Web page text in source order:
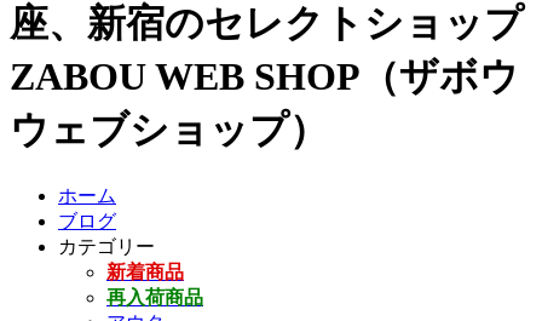
座、新宿のセレクトショップ
ZABOU WEB SHOP（ザボウ
ウェブショップ）
ホーム
ブログ
カテゴリー
新着商品
再入荷商品